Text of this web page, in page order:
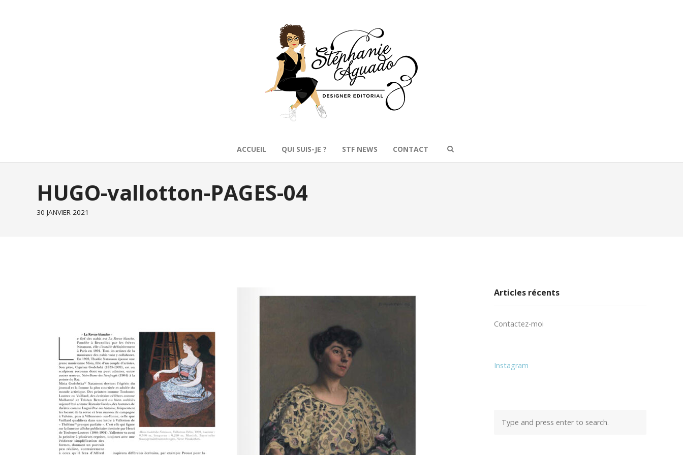
ACCUEIL QUI SUIS-JE ? STF NEWS CONTACT
HUGO-vallotton-PAGES-04
30 JANVIER 2021
Articles récents
Contactez-moi
Instagram